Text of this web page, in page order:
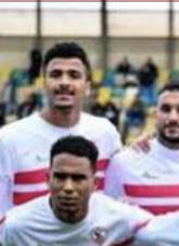
تكتب: دي مبقتش كورة..
دي سياسة